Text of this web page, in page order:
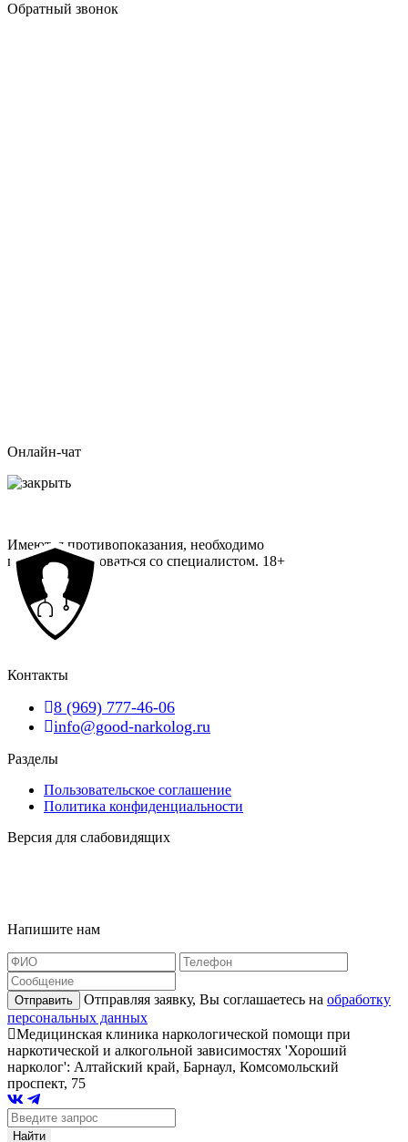
Обратный звонок
Онлайн-чат
Имеются противопоказания, необходимо
проконсультироваться со специалистом. 18+
Контакты
8 (969) 777-46-06
info@good-narkolog.ru
Разделы
Пользовательское соглашение
Политика конфиденциальности
Версия для слабовидящих
Напишите нам
Отправить Отправляя заявку, Вы соглашаетесь на обработку
персональных данных
Медицинская клиника наркологической помощи при
наркотической и алкогольной зависимостях 'Хороший
нарколог': Алтайский край, Барнаул, Комсомольский
проспект, 75